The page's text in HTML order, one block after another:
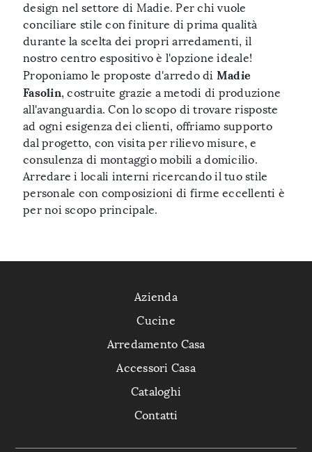
design nel settore di Madie. Per chi vuole
conciliare stile con finiture di prima qualità
durante la scelta dei propri arredamenti, il
nostro centro espositivo è l'opzione ideale!
Proponiamo le proposte d'arredo di Madie
Fasolin, costruite grazie a metodi di produzione
all'avanguardia. Con lo scopo di trovare risposte
ad ogni esigenza dei clienti, offriamo supporto
dal progetto, con visita per rilievo misure, e
consulenza di montaggio mobili a domicilio.
Arredare i locali interni ricercando il tuo stile
personale con composizioni di firme eccellenti è
per noi scopo principale.
Azienda
Cucine
Arredamento Casa
Accessori Casa
Cataloghi
Contatti